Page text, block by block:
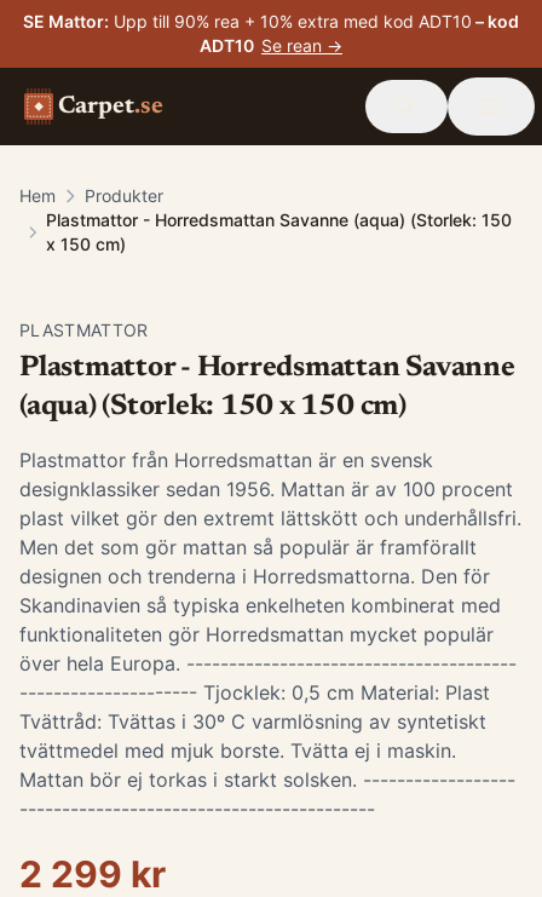
SE Mattor: Upp till 90% rea + 10% extra med kod ADT10 – kod
ADT10 Se rean →
Carpet.se
Hem
Produkter
Plastmattor - Horredsmattan Savanne (aqua) (Storlek: 150
x 150 cm)
PLASTMATTOR
Plastmattor - Horredsmattan Savanne
(aqua) (Storlek: 150 x 150 cm)
Plastmattor från Horredsmattan är en svensk
designklassiker sedan 1956. Mattan är av 100 procent
plast vilket gör den extremt lättskött och underhållsfri.
Men det som gör mattan så populär är framförallt
designen och trenderna i Horredsmattorna. Den för
Skandinavien så typiska enkelheten kombinerat med
funktionaliteten gör Horredsmattan mycket populär
över hela Europa. ---------------------------------------
--------------------- Tjocklek: 0,5 cm Material: Plast
Tvättråd: Tvättas i 30º C varmlösning av syntetiskt
tvättmedel med mjuk borste. Tvätta ej i maskin.
Mattan bör ej torkas i starkt solsken. ------------------
------------------------------------------
2 299 kr